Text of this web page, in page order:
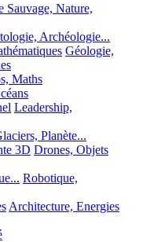
Sauvage, Nature,
Archéologie...
Géologie,
Maths
Leadership,
Planète...
3D Drones, Objets
Robotique,
Architecture, Energies